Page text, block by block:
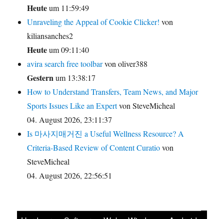
Heuteum 11:59:49
Unraveling the Appeal of Cookie Clicker! von
kiliansanches2
Heuteum 09:11:40
avira search free toolbarvon oliver388
Gesternum 13:38:17
How to Understand Transfers, Team News, and Major
Sports Issues Like an Expertvon SteveMicheal
04. August 2026, 23:11:37
Is 마사지매거진 a Useful Wellness Resource? A
Criteria-Based Review of Content Curatiovon
SteveMicheal
04. August 2026, 22:56:51